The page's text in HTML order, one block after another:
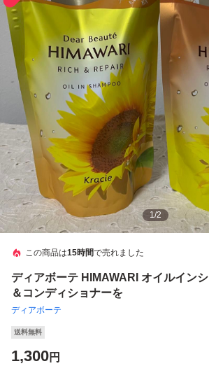
1/2
この商品は15時間で売れました
ディアボーテ HIMAWARI オイルイン
＆コンディショナーを
ディアボーテ
送料無料
1,300円